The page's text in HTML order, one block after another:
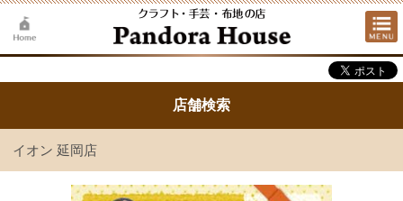
店舗検索
イオン 延岡店